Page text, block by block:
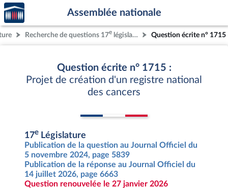
Aller au contenu
Aller en bas de la page
Accèder
à la
page
d'accueil
Assemblée nationale
Recherche de questions 17e législature Question écrite n° 1715
Question écrite n° 1715 :
Projet de création d'un registre national
des cancers
17e Législature
Publication de la question au Journal Officiel du
5 novembre 2024, page 5839
Publication de la réponse au Journal Officiel du
14 juillet 2026, page 6663
Question renouvelée le 27 janvier 2026